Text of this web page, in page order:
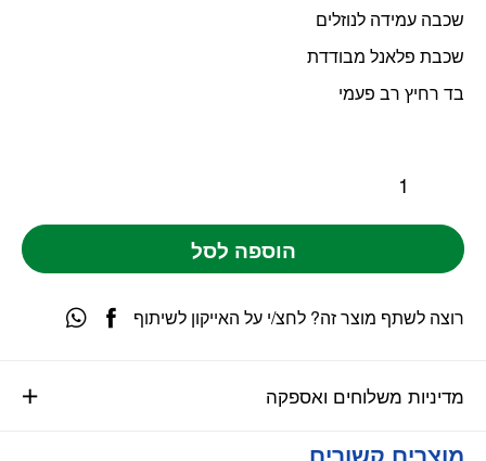
שכבה עמידה לנוזלים
שכבת פלאנל מבודדת
בד רחיץ רב פעמי
הוספה לסל
מדיניות משלוחים ואספקה
רוצה לשתף מוצר זה? לחצ/י על האייקון לשיתוף